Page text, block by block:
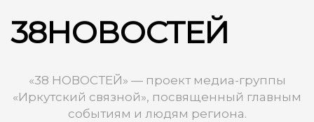
38НОВОСТЕЙ
«38 НОВОСТЕЙ» — проект медиа-группы
«Иркутский связной», посвященный главным
событиям и людям региона.